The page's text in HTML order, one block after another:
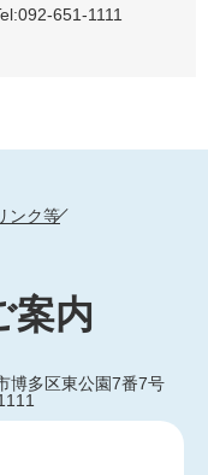
651-1111
ンク等
案内
博多区東公園7番7号